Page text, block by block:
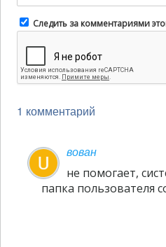
Следить за комментариями
1 комментарий
вован
не помогает,
папка пользователя